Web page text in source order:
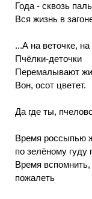
Года - сквозь
Вся жизнь в
...А на веточке,
Пчёлки-деточки
Перемалывают
Вон, осот цветет.
Да где ты,
Время россыпью
по зелёному гуду
Время
пожалеть